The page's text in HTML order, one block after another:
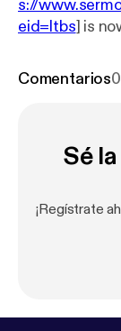
s://
eid=ltbs] is
Subtitle: LTBS TV
Comentarios0
Sé
¡Regístrate